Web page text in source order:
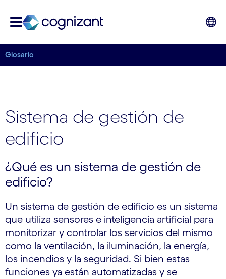
Glosario
Sistema de gestión de
edificio
¿Qué es un sistema de gestión de
edificio?
Un sistema de gestión de edificio es un sistema
que utiliza sensores e inteligencia artificial para
monitorizar y controlar los servicios del mismo
como la ventilación, la iluminación, la energía,
los incendios y la seguridad. Si bien estas
funciones ya están automatizadas y se